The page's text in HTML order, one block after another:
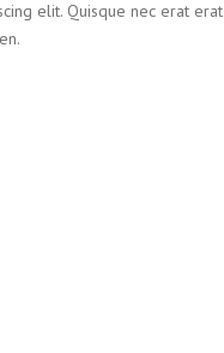
elit. Quisque nec erat